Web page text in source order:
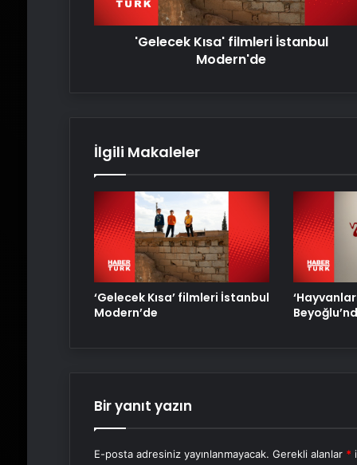
'Gelecek Kısa' filmleri İstanbul
Modern'de
İlgili Makaleler
‘Gelecek Kısa’ filmleri İstanbul
Modern’de
Bir yanıt yazın
E-posta adresiniz yayınlanmayacak. Gerekli alanlar *